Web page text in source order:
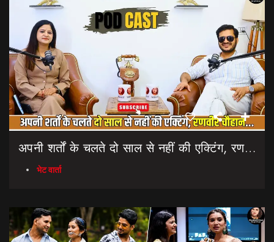
अपनी शर्तों के चलते दो साल से नहीं की एक्टिंग, रणवीर चौहान || Uttarakhand Cinema Untold Secrets
भेट वार्ता